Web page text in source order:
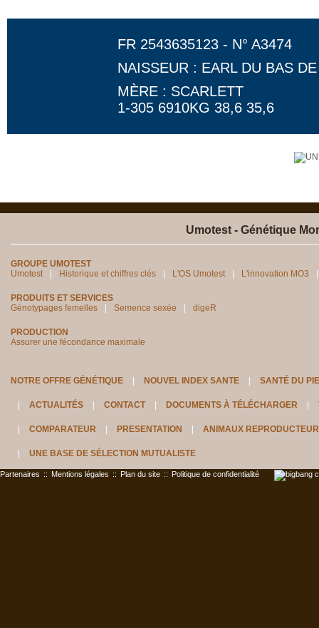
FR 2543635123 - N° A3474
NAISSEUR : EARL DU BAS
MÈRE : SCARLETT
1-305 6910KG 38,6 35,6
Umotest - Génétique
GROUPE UMOTEST
Umotest
Historique et chiffres clés L'OS Umotest L'innovation MO3
PRODUITS ET SERVICES
Génotypages femelles
Semence sexée digeR
PRODUCTION
Assurer une fécondance maximale
NOTRE OFFRE GÉNÉTIQUE NOUVEL INDEX SANTE SANTÉ DU
ACTUALITÉS CONTACT DOCUMENTS À TÉLÉCHARGER
COMPARATEUR PRESENTATION ANIMAUX
UNE BASE DE SÉLECTION MUTUALISTE
Partenaires :: Mentions légales :: Plan du site :: Politique de confidentialité